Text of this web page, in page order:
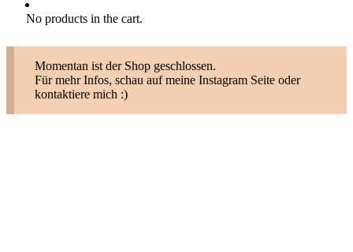
No products in the cart.
Momentan ist der Shop geschlossen.
Für mehr Infos, schau auf meine Instagram Seite oder
kontaktiere mich :)